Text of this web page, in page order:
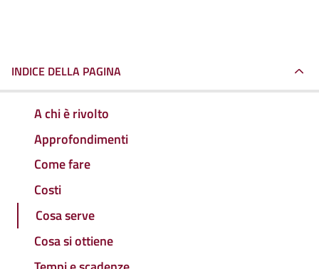
INDICE DELLA PAGINA
A chi è rivolto
Approfondimenti
Come fare
Costi
Cosa serve
Cosa si ottiene